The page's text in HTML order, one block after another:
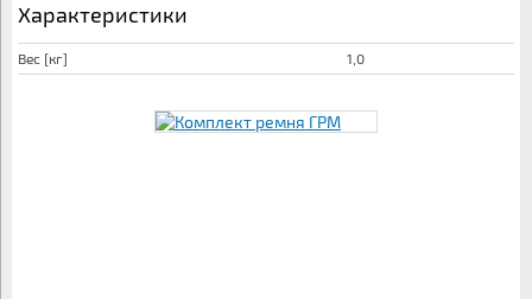
Характеристики
Вес [кг] 1,0